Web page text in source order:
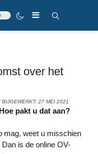
over het
BIJGEWERKT: 27 MEI 2021
pakt u dat aan?
mag, weet u misschien
is de online OV-